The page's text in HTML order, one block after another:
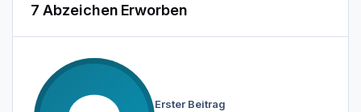
7 Abzeichen Erworben
Erster Beitrag